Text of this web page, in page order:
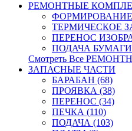
РЕМОНТНЫЕ
ФОРМИРОВАНИЕ
ТЕРМИЧЕСКОЕ
ПЕРЕНОС
ПОДАЧА
Смотреть Все
ЗАПАСНЫЕ ЧАСТИ
БАРАБАН (68)
ПРОЯВКА (38)
ПЕРЕНОС (34)
ПЕЧКА (110)
ПОДАЧА (103)